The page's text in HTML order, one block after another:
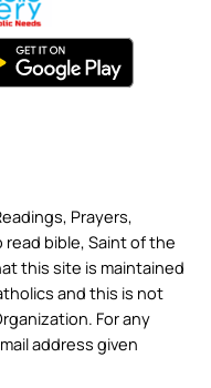
Prayers,
read bible, Saint of the
this site is maintained
and this is not
For any
address given